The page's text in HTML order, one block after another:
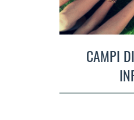
CAMPI